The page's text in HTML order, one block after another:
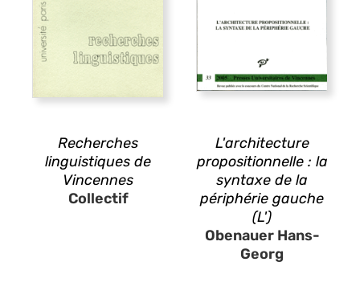
Recherches
linguistiques de
Vincennes
Collectif
L'architecture
propositionnelle : la
syntaxe de la
périphérie gauche
(L')
Obenauer Hans-
Georg